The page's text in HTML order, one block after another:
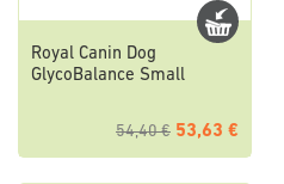
Royal Canin Dog
GlycoBalance Small
54,40 € 53,63 €